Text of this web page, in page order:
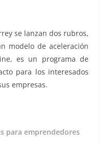
se lanzan dos rubros,
modelo de aceleración
es un programa de
para los interesados
empresas.
para emprendedores